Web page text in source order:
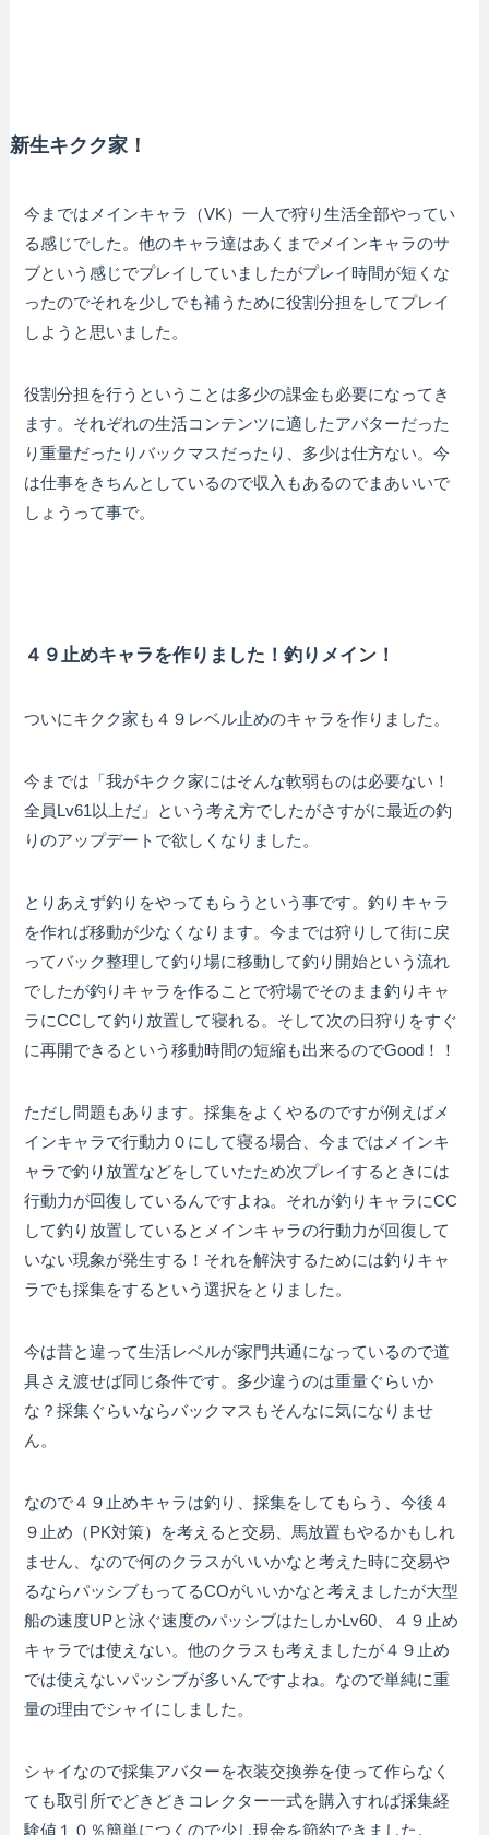
新生キクク家！
今まではメインキャラ（VK）一人で狩り生活全部やってい
る感じでした。他のキャラ達はあくまでメインキャラのサ
ブという感じでプレイしていましたがプレイ時間が短くな
ったのでそれを少しでも補うために役割分担をしてプレイ
しようと思いました。
役割分担を行うということは多少の課金も必要になってき
ます。それぞれの生活コンテンツに適したアバターだった
り重量だったりバックマスだったり、多少は仕方ない。今
は仕事をきちんとしているので収入もあるのでまあいいで
しょうって事で。
４９止めキャラを作りました！釣りメイン！
ついにキクク家も４９レベル止めのキャラを作りました。
今までは「我がキクク家にはそんな軟弱ものは必要ない！
全員Lv61以上だ」という考え方でしたがさすがに最近の釣
りのアップデートで欲しくなりました。
とりあえず釣りをやってもらうという事です。釣りキャラ
を作れば移動が少なくなります。今までは狩りして街に戻
ってバック整理して釣り場に移動して釣り開始という流れ
でしたが釣りキャラを作ることで狩場でそのまま釣りキャ
ラにCCして釣り放置して寝れる。そして次の日狩りをすぐ
に再開できるという移動時間の短縮も出来るのでGood！！
ただし問題もあります。採集をよくやるのですが例えばメ
インキャラで行動力０にして寝る場合、今まではメインキ
ャラで釣り放置などをしていたため次プレイするときには
行動力が回復しているんですよね。それが釣りキャラにCC
して釣り放置しているとメインキャラの行動力が回復して
いない現象が発生する！それを解決するためには釣りキャ
ラでも採集をするという選択をとりました。
今は昔と違って生活レベルが家門共通になっているので道
具さえ渡せば同じ条件です。多少違うのは重量ぐらいか
な？採集ぐらいならバックマスもそんなに気になりませ
ん。
なので４９止めキャラは釣り、採集をしてもらう、今後４
９止め（PK対策）を考えると交易、馬放置もやるかもしれ
ません、なので何のクラスがいいかなと考えた時に交易や
るならパッシブもってるCOがいいかなと考えましたが大型
船の速度UPと泳ぐ速度のパッシブはたしかLv60、４９止め
キャラでは使えない。他のクラスも考えましたが４９止め
では使えないパッシブが多いんですよね。なので単純に重
量の理由でシャイにしました。
シャイなので採集アバターを衣装交換券を使って作らなく
ても取引所でどきどきコレクター一式を購入すれば採集経
験値１０％簡単につくので少し現金を節約できました。